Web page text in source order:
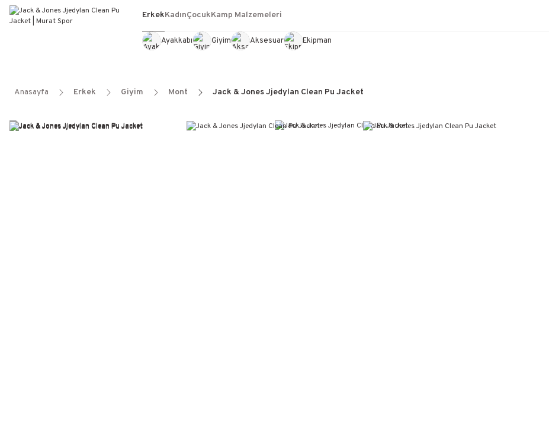
Erkek
Ayakkabı Giyim Aksesuar Ekipman
KadınÇocukKamp Malzemeleri
Anasayfa Erkek Giyim Mont Jack & Jones Jjedylan Clean Pu Jacket